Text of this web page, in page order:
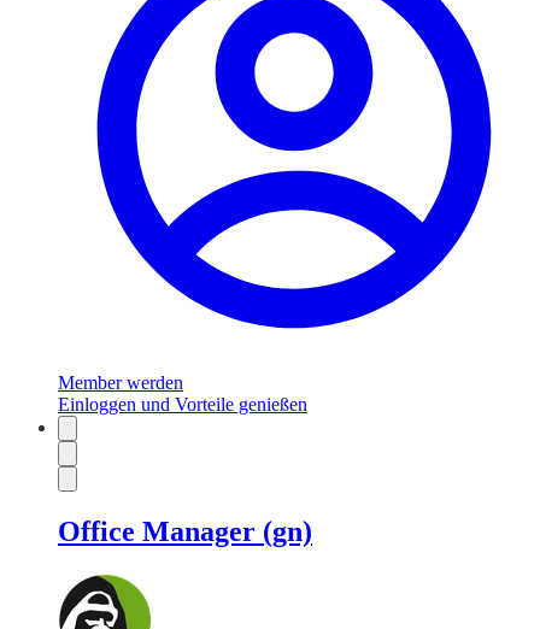
Member werden
Einloggen und Vorteile genießen
Office Manager (gn)